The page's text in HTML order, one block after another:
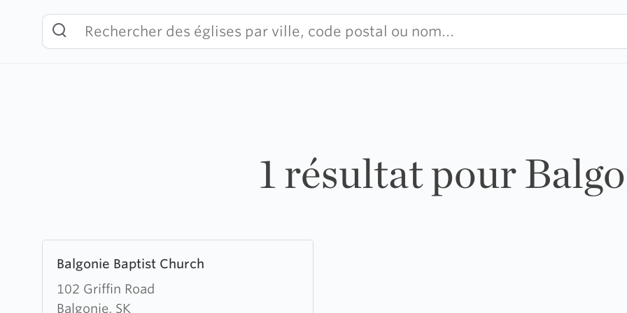
1 résultat pour
Balgonie Baptist Church
102 Griffin Road
Balgonie, SK
more
about
Balgonie